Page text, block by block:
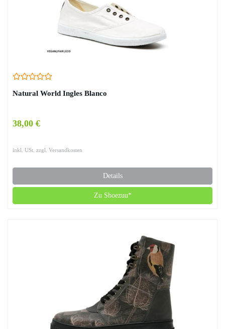
Natural World Ingles Blanco
38,00 €
inkl. USt. zzgl. Versandkosten
Details
Zu Shoezuu*